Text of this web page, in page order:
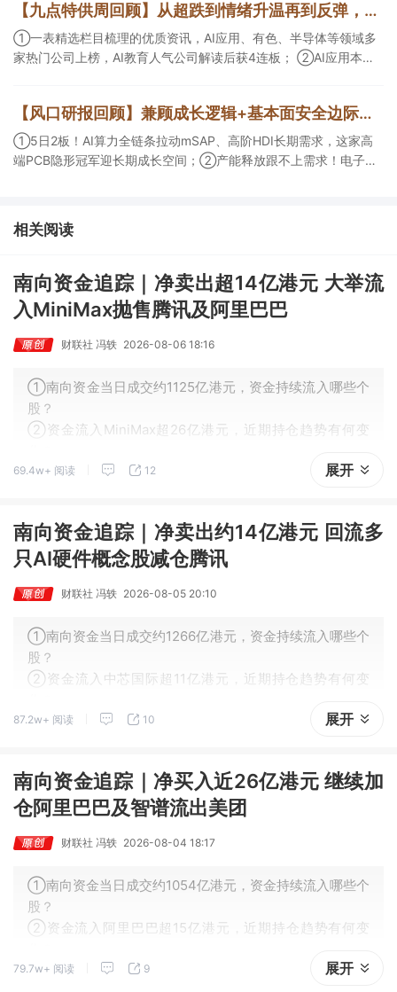
等方面具有丰富经验，具备承接细胞与基因治疗产品商业化受托生
产的合规资质，这家公司获净买入。
【九点特供周回顾】从超跌到情绪升温再到反弹，栏目梳理AI应用题材逻辑，AI教育人气公司解读后获4连板
①一表精选栏目梳理的优质资讯，AI应用、有色、半导体等领域多
家热门公司上榜，AI教育人气公司解读后获4连板； ②AI应用本周
角前瞻产业供需情况，提及2家核心公司双双涨停。
【风口研报回顾】兼顾成长逻辑+基本面安全边际！王牌自营前瞻覆盖“pcb+MLCC+电子布”，梳理AI产业链优质标的“深坑起跳”
①5日2板！AI算力全链条拉动mSAP、高阶HDI长期需求，这家高
端PCB隐形冠军迎长期成长空间；②产能释放跟不上需求！电子布
价预期暂未被市场定价，王牌自营前瞻捕捉“预期差”，3日大涨
26%。
相关阅读
南向资金追踪｜净卖出超14亿港元 大举流
入MiniMax抛售腾讯及阿里巴巴
财联社 冯轶 2026-08-06 18:16
①南向资金当日成交约1125亿港元，资金持续流入哪些个
股？
②资金流入MiniMax超26亿港元，近期持仓趋势有何变
69.4w+ 阅读 12 展开
南向资金追踪｜净卖出约14亿港元 回流多
只AI硬件概念股减仓腾讯
财联社 冯轶 2026-08-05 20:10
①南向资金当日成交约1266亿港元，资金持续流入哪些个
股？
②资金流入中芯国际超11亿港元，近期持仓趋势有何变
87.2w+ 阅读 10 展开
南向资金追踪｜净买入近26亿港元 继续加
仓阿里巴巴及智谱流出美团
财联社 冯轶 2026-08-04 18:17
①南向资金当日成交约1054亿港元，资金持续流入哪些个
股？
②资金流入阿里巴巴超15亿港元，近期持仓趋势有何变
79.7w+ 阅读 9 展开